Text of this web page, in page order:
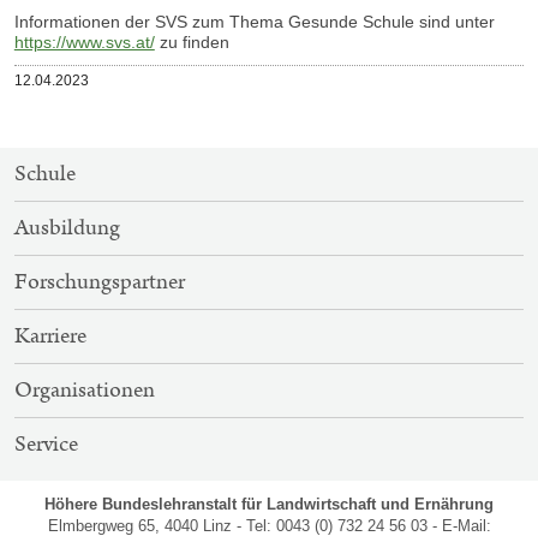
Informationen der SVS zum Thema Gesunde Schule sind unter
https://www.svs.at/zu finden
Veröffentlicht
12.04.2023
SITEMAP-
NAVIGATION
Schule
Ausbildung
Forschungspartner
Karriere
Organisationen
Service
Höhere Bundeslehranstalt für Landwirtschaft und Ernährung
Elmbergweg 65, 4040 Linz - Tel: 0043 (0) 732 24 56 03 - E-Mail: